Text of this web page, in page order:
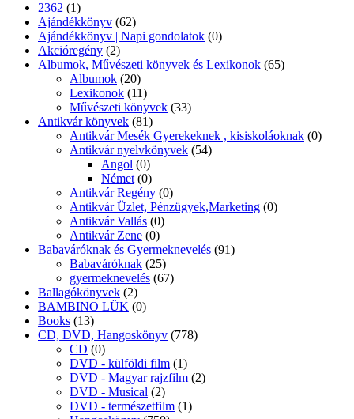
2362 (1)
Ajándékkönyv (62)
Ajándékkönyv | Napi gondolatok (0)
Akcióregény (2)
Albumok, Művészeti könyvek és Lexikonok (65)
Albumok (20)
Lexikonok (11)
Művészeti könyvek (33)
Antikvár könyvek (81)
Antikvár Mesék Gyerekeknek , kisiskoláoknak (0)
Antikvár nyelvkönyvek (54)
Angol (0)
Német (0)
Antikvár Regény (0)
Antikvár Üzlet, Pénzügyek,Marketing (0)
Antikvár Vallás (0)
Antikvár Zene (0)
Babaváróknak és Gyermeknevelés (91)
Babaváróknak (25)
gyermeknevelés (67)
Ballagókönyvek (2)
BAMBINO LÜK (0)
Books (13)
CD, DVD, Hangoskönyv (778)
CD (0)
DVD - külföldi film (1)
DVD - Magyar rajzfilm (2)
DVD - Musical (2)
DVD - természetfilm (1)